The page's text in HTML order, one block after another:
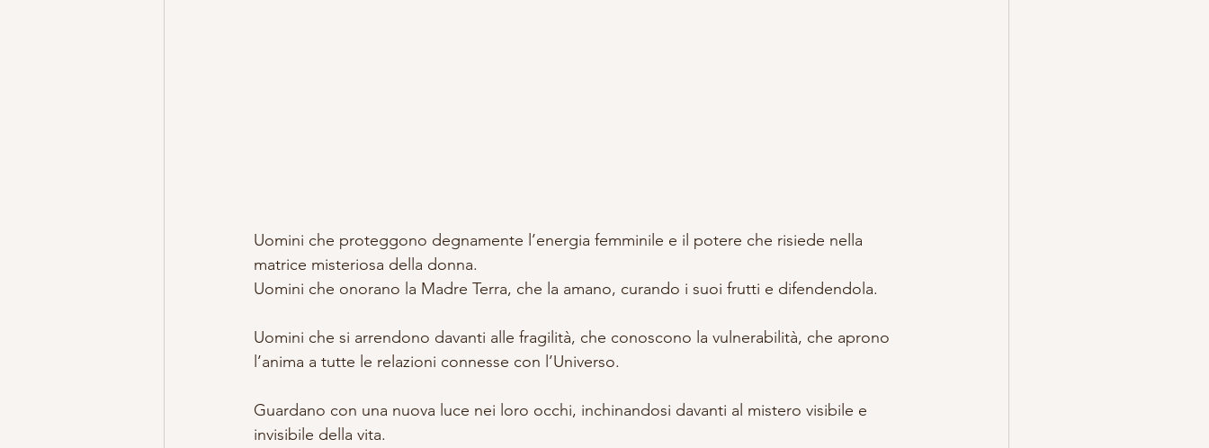
Uomini che proteggono degnamente l’energia femminile e il potere che risiede nella
matrice misteriosa della donna.
Uomini che onorano la Madre Terra, che la amano, curando i suoi frutti e difendendola.
Uomini che si arrendono davanti alle fragilità, che conoscono la vulnerabilità, che aprono
l’anima a tutte le relazioni connesse con l’Universo.
Guardano con una nuova luce nei loro occhi, inchinandosi davanti al mistero visibile e
invisibile della vita.